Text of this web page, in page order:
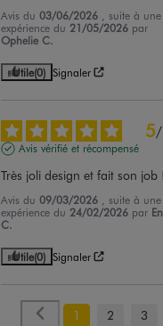
Avis du03/06/2026
, suite à une
expérience du 21/05/2026 par
Ophelie C.
Utile(0) Signaler
5/
Avis vérifié et récompensé
Très joli design et fait son job
Avis du09/03/2026
, suite à une
expérience du 24/02/2026 par
C.
Utile(0) Signaler
1 2 3